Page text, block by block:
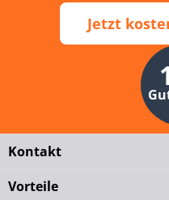
Jetzt
Kontakt
Vorteile